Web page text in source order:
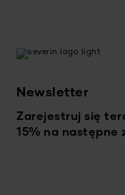
Newsletter
Zarejestruj się
15% na następne